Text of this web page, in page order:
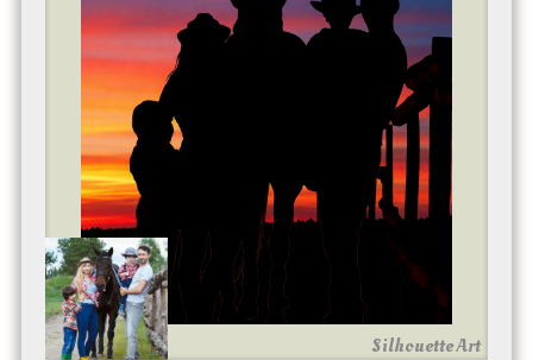
Silhouette Art